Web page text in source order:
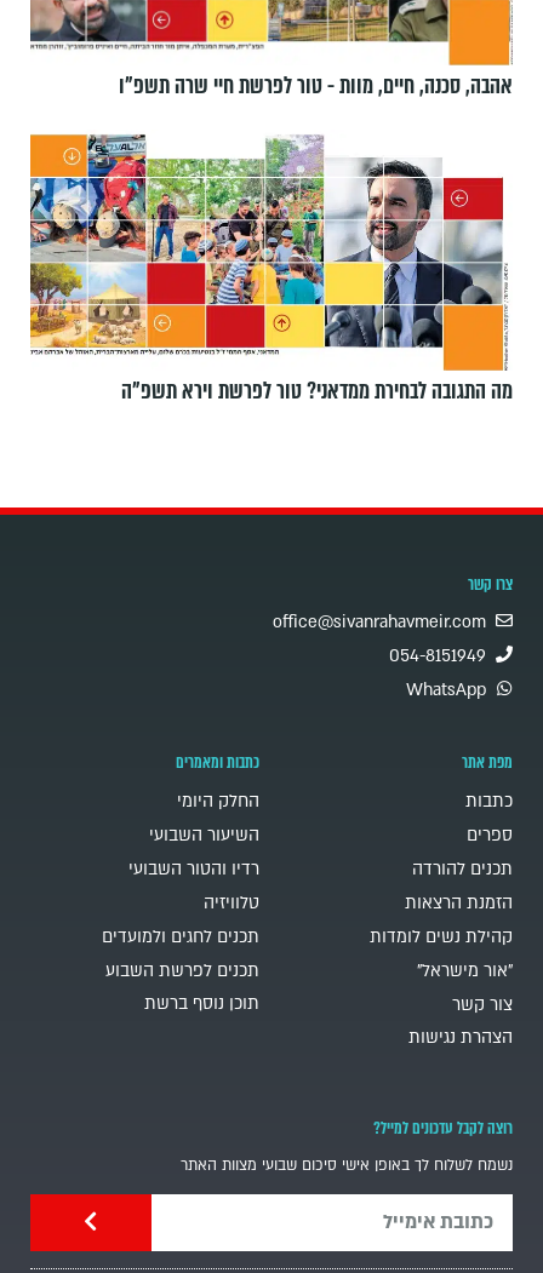
אהבה, סכנה, חיים, מוות - טור לפרשת חיי שרה תשפ"ו
מה התגובה לבחירת ממדאני? טור לפרשת וירא תשפ"ה
צרו קשר
office@sivanrahavmeir.com
054-8151949
WhatsApp
מפת אתר
כתבות
ספרים
תכנים להורדה
הזמנת הרצאות
קהילת נשים לומדות
"אור מישראל"
צור קשר
הצהרת נגישות
כתבות ומאמרים
החלק היומי
השיעור השבועי
רדיו והטור השבועי
טלוויזיה
תכנים לחגים ולמועדים
תכנים לפרשת השבוע
תוכן נוסף ברשת
רוצה לקבל עדכונים למייל?
נשמח לשלוח לך באופן אישי סיכום שבועי מצוות האתר